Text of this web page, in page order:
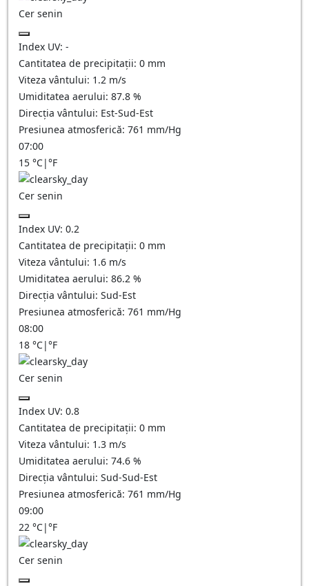
Cer senin
Index UV: -
Cantitatea de precipitații: 0 mm
Viteza vântului: 1.2 m/s
Umiditatea aerului: 87.8 %
Direcția vântului: Est-Sud-Est
Presiunea atmosferică: 761 mm/Hg
07:00
15 °C|°F
Cer senin
Index UV: 0.2
Cantitatea de precipitații: 0 mm
Viteza vântului: 1.6 m/s
Umiditatea aerului: 86.2 %
Direcția vântului: Sud-Est
Presiunea atmosferică: 761 mm/Hg
08:00
18 °C|°F
Cer senin
Index UV: 0.8
Cantitatea de precipitații: 0 mm
Viteza vântului: 1.3 m/s
Umiditatea aerului: 74.6 %
Direcția vântului: Sud-Sud-Est
Presiunea atmosferică: 761 mm/Hg
09:00
22 °C|°F
Cer senin